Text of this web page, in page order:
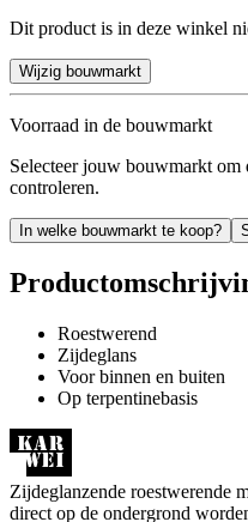
Dit product is in deze winkel
Wijzig bouwmarkt
Voorraad in de bouwmarkt
Selecteer jouw bouwmarkt
controleren.
In welke bouwmarkt te koop?
Roestwerend
Zijdeglans
Voor binnen en buiten
Op terpentinebasis
Zijdeglanzende roestwerende
direct op de ondergrond